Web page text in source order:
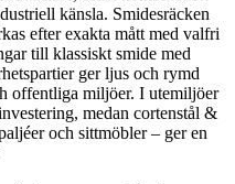
känsla. Smidesräcken
efter exakta mått med valfri
till klassiskt smide med
ger ljus och rymd
offentliga miljöer. I utemiljöer
medan cortenstål &
och sittmöbler – ger en